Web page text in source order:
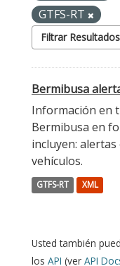
GTFS-RT
Filtrar Resultados
Bermibusa
Información en
Bermibusa en
incluyen:
vehículos.
GTFS-RT XML
Usted también
los API (ver API